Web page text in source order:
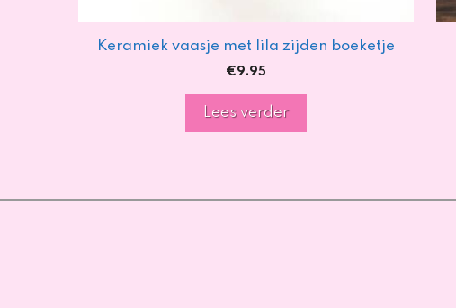
Keramiek vaasje met lila zijden boeketje
€9.95
Lees verder